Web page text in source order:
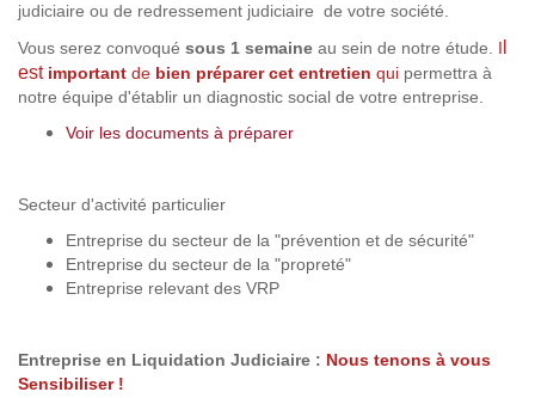
judiciaire ou de redressement judiciaire de votre société.
Vous serez convoqué sous 1 semaine au sein de notre étude. I
est important de bien préparercet entretien qui permettra à
notre équipe d'établir un diagnostic social de votre entreprise.
Voir les documents à préparer
Secteur d'activité particulier
Entreprise du secteur de la "prévention et de sécurité"
Entreprise du secteur de la "propreté"
Entreprise relevant des VRP
Entreprise en Liquidation Judiciaire : Nous tenons à vous
Sensibiliser !